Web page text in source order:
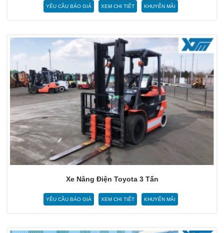
YÊU CẦU BÁO GIÁ XEM CHI TIẾT KHUYẾN MÃI
Xe Nâng Điện Toyota 3 Tấn
YÊU CẦU BÁO GIÁ XEM CHI TIẾT KHUYẾN MÃI